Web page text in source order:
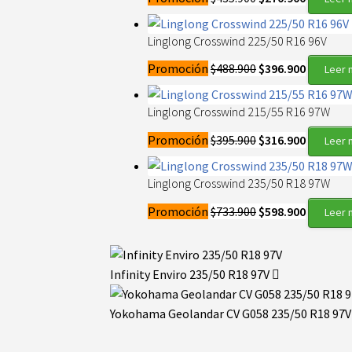
original
era:
$435.900.
precio
actual
es:
Linglong Crosswind 225/50 R16 96V
Promoción $488.900 El
original
era:
$488.900.
$396.900El
precio
actual
es:
Leer
Linglong Crosswind 215/55 R16 97W
Promoción $395.900 El
original
era:
$395.900.
$316.900El
precio
actual
Leer
Linglong Crosswind 235/50 R18 97W
Promoción $733.900 El
$598.900El
precio
Leer
Infinity Enviro 235/50 R18 97V
Yokohama Geolandar CV G058 235/50 R18 97V